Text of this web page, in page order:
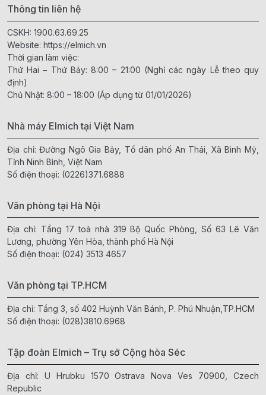
Thông tin liên hệ
CSKH: 1900.63.69.25
Website: https://elmich.vn
Thời gian làm việc:
Thứ Hai – Thứ Bảy: 8:00 – 21:00 (Nghỉ các ngày Lễ theo quy
định)
Chủ Nhật: 8:00 – 18:00 (Áp dụng từ 01/01/2026)
Nhà máy Elmich tại Việt Nam
Địa chỉ: Đường Ngô Gia Bảy, Tổ dân phố An Thái, Xã Bình Mỹ,
Tỉnh Ninh Bình, Việt Nam
Số điện thoại: (0226)371.6888
Văn phòng tại Hà Nội
Địa chỉ: Tầng 17 toà nhà 319 Bộ Quốc Phòng, Số 63 Lê Văn
Lương, phường Yên Hòa, thành phố Hà Nội
Số điện thoại: (024) 3513 4657
Văn phòng tại TP.HCM
Địa chỉ: Tầng 3, số 402 Huỳnh Văn Bánh, P. Phú Nhuận,TP.HCM
Số điện thoại: (028)3810.6968
Tập đoàn Elmich – Trụ sở Cộng hòa Séc
Địa chỉ: U Hrubku 1570 Ostrava Nova Ves 70900, Czech
Republic